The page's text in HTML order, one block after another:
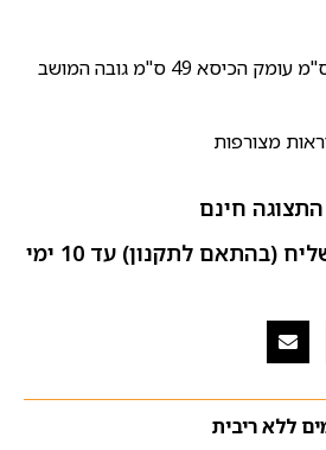
מידות הכיסא: רוחב 56 ס"מ עומק הכיסא 49 ס"מ גובה המושב
מצורפות
חינם
משלוח חינם - עם שליח (בהתאם לתקנון) עד 10 ימי